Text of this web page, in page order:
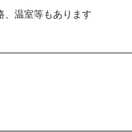
、温室等もあります